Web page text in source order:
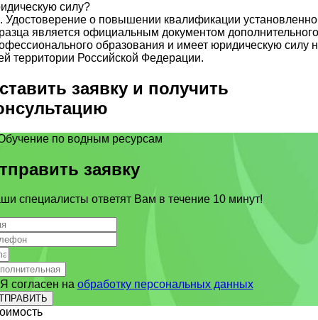
силу?
Удостоверение о повышении квалификации
является официальным документом дополнительного
образования и имеет юридическую силу
территории Российской Федерации.
заявку и получить
заявку
специалисты ответят Вам в течение 10 минут!
Я согласен на обработку персональных данных